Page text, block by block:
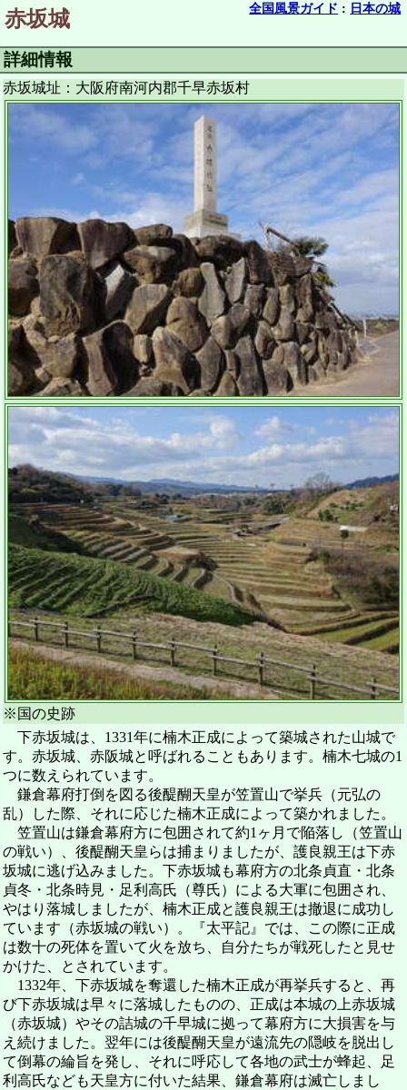
全国風景ガイド : 日本の城
赤坂城
詳細情報
赤坂城址：大阪府南河内郡千早赤坂村
※国の史跡
下赤坂城は、1331年に楠木正成によって築城された山城で
す。赤坂城、赤阪城と呼ばれることもあります。楠木七城の1
つに数えられています。
鎌倉幕府打倒を図る後醍醐天皇が笠置山で挙兵（元弘の
乱）した際、それに応じた楠木正成によって築かれました。
笠置山は鎌倉幕府方に包囲されて約1ヶ月で陥落し（笠置山
の戦い）、後醍醐天皇らは捕まりましたが、護良親王は下赤
坂城に逃げ込みました。下赤坂城も幕府方の北条貞直・北条
貞冬・北条時見・足利高氏（尊氏）による大軍に包囲され、
やはり落城しましたが、楠木正成と護良親王は撤退に成功し
ています（赤坂城の戦い）。『太平記』では、この際に正成
は数十の死体を置いて火を放ち、自分たちが戦死したと見せ
かけた、とされています。
1332年、下赤坂城を奪還した楠木正成が再挙兵すると、再
び下赤坂城は早々に落城したものの、正成は本城の上赤坂城
（赤坂城）やその詰城の千早城に拠って幕府方に大損害を与
え続けました。翌年には後醍醐天皇が遠流先の隠岐を脱出し
て倒幕の綸旨を発し、それに呼応して各地の武士が蜂起、足
利高氏なども天皇方に付いた結果、鎌倉幕府は滅亡しまし